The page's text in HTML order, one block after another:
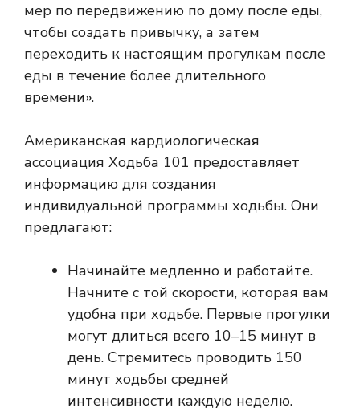
мер по передвижению по дому после еды,
чтобы создать привычку, а затем
переходить к настоящим прогулкам после
еды в течение более длительного
времени».
Американская кардиологическая
ассоциация Ходьба 101 предоставляет
информацию для создания
индивидуальной программы ходьбы. Они
предлагают:
Начинайте медленно и работайте.
Начните с той скорости, которая вам
удобна при ходьбе. Первые прогулки
могут длиться всего 10–15 минут в
день. Стремитесь проводить 150
минут ходьбы средней
интенсивности каждую неделю.